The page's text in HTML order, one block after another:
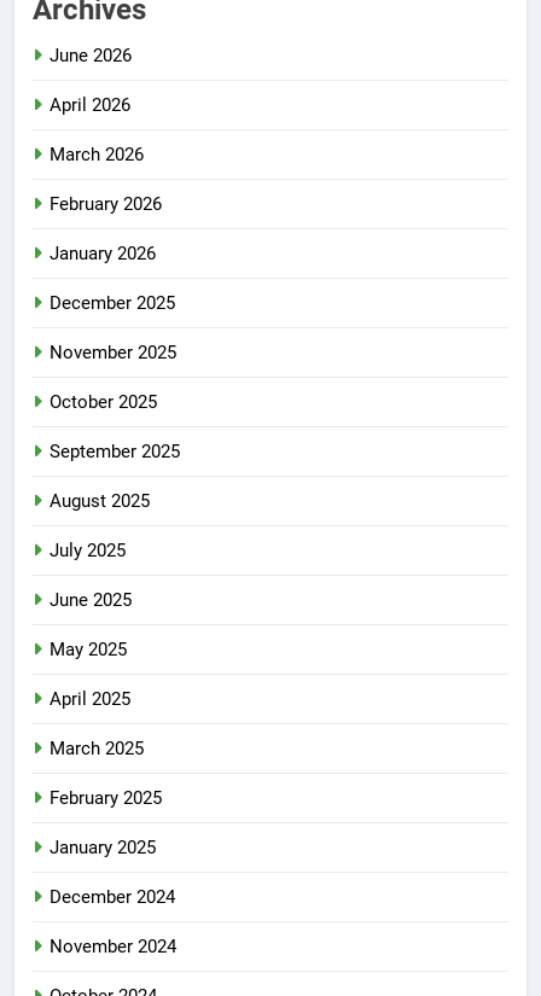
Archives
June 2026
April 2026
March 2026
February 2026
January 2026
December 2025
November 2025
October 2025
September 2025
August 2025
July 2025
June 2025
May 2025
April 2025
March 2025
February 2025
January 2025
December 2024
November 2024